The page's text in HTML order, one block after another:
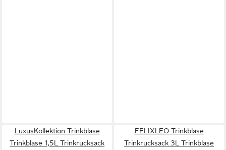
LuxusKollektion Trinkblase
Trinkblase 1,5L Trinkrucksack
FELIXLEO Trinkblase
Trinkrucksack 3L Trinkblase